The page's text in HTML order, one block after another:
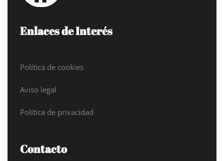
Enlaces de Interés
Política de cookies
Aviso legal
Política de privacidad
Contacto